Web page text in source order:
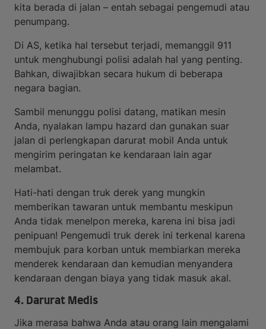
kita berada di jalan – entah sebagai pengemudi atau
penumpang.
Di AS, ketika hal tersebut terjadi, memanggil 911
untuk menghubungi polisi adalah hal yang penting.
Bahkan, diwajibkan secara hukum di beberapa
negara bagian.
Sambil menunggu polisi datang, matikan mesin
Anda, nyalakan lampu hazard dan gunakan suar
jalan di perlengkapan darurat mobil Anda untuk
mengirim peringatan ke kendaraan lain agar
melambat.
Hati-hati dengan truk derek yang mungkin
memberikan tawaran untuk membantu meskipun
Anda tidak menelpon mereka, karena ini bisa jadi
penipuan! Pengemudi truk derek ini terkenal karena
membujuk para korban untuk membiarkan mereka
menderek kendaraan dan kemudian menyandera
kendaraan dengan biaya yang tidak masuk akal.
4. Darurat Medis
Jika merasa bahwa Anda atau orang lain mengalami